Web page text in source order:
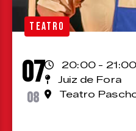
TEATRO
07
08
20:00 - 21:00
Juiz de Fora
Teatro